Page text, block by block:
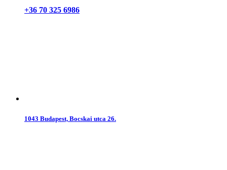
+36 70 325 6986
1043 Budapest, Bocskai utca 26.